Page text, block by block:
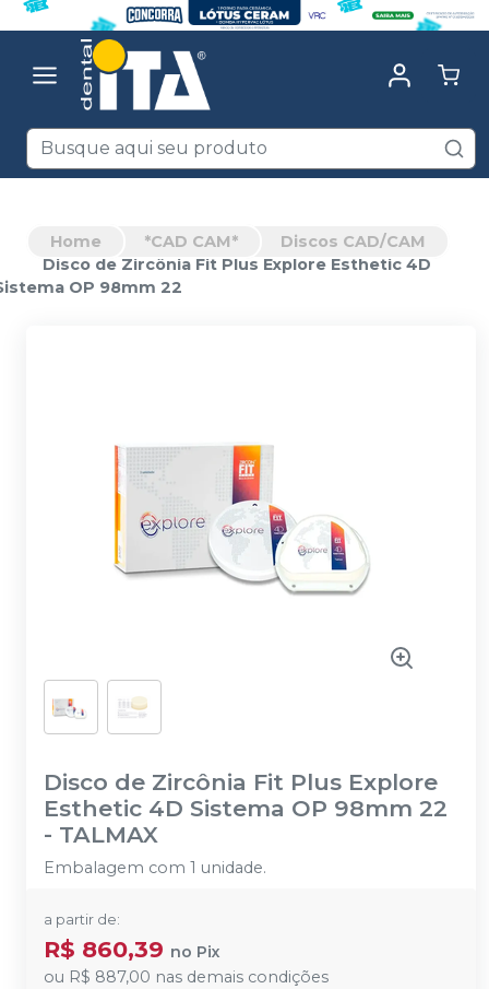
Home *CAD CAM*
Discos CAD/CAM
Disco de Zircônia Fit Plus Explore Esthetic 4D
OP 98mm 22
Disco de Zircônia Fit Plus Explore
Esthetic 4D Sistema OP 98mm 22
- TALMAX
Embalagem com 1 unidade.
a partir de:
R$ 860,39 no Pix
ou R$ 887,00 nas demais condições